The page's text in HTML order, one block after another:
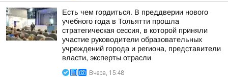
Есть чем гордиться. В преддверии нового
учебного года в Тольятти прошла
стратегическая сессия, в которой приняли
участие руководители образовательных
учреждений города и региона, представители
власти, эксперты отрасли
Вчера, 15:48